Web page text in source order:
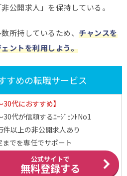
公開求人」を保持している。
所持しているため、 チャンスを
ントを利用しよう。
すめの転職サービス
30代におすすめ】
30代が信頼するｴｰｼﾞｪﾝﾄNo1
件以上の非公開求人あり
までを専任でサポート
公式サイトで
無料登録する